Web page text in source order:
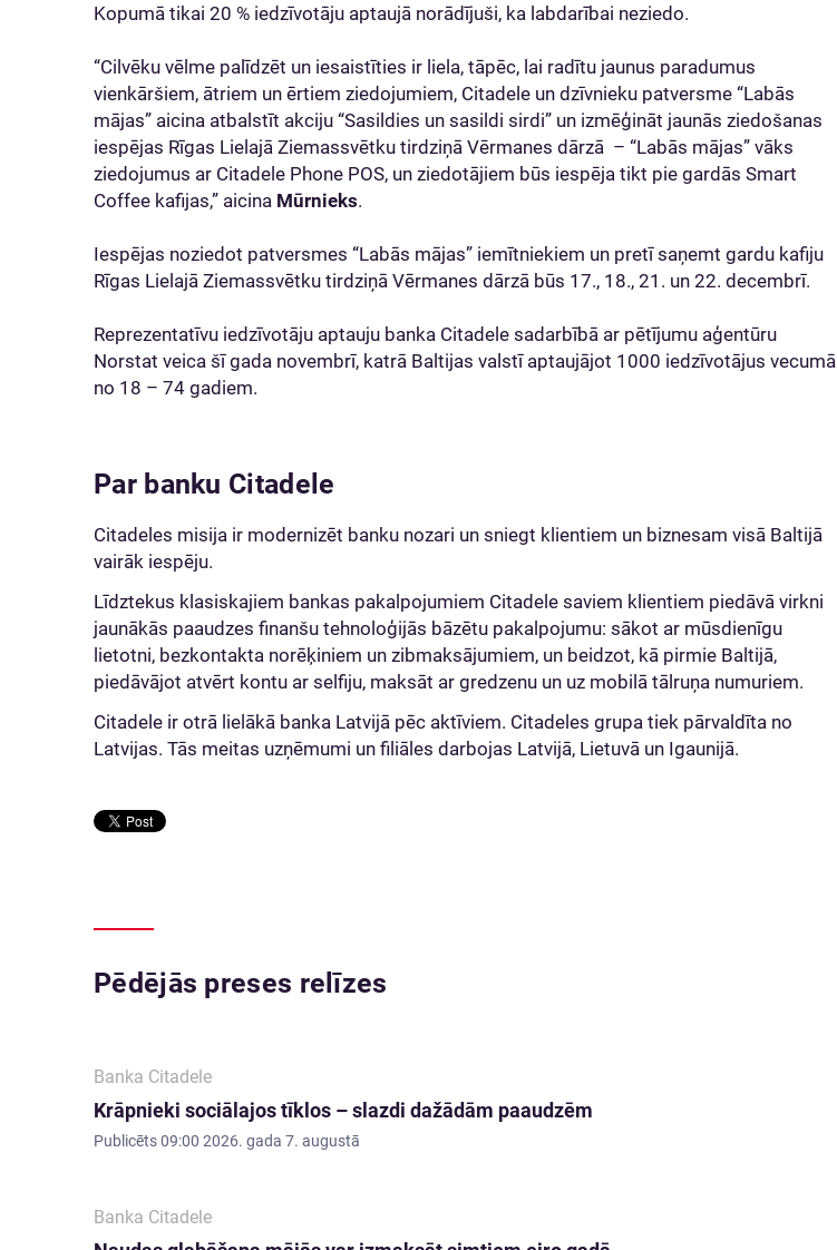
Kopumā tikai 20 % iedzīvotāju aptaujā norādījuši, ka labdarībai neziedo.
“Cilvēku vēlme palīdzēt un iesaistīties ir liela, tāpēc, lai radītu jaunus paradumus
vienkāršiem, ātriem un ērtiem ziedojumiem, Citadele un dzīvnieku patversme “Labās
mājas” aicina atbalstīt akciju “Sasildies un sasildi sirdi” un izmēģināt jaunās ziedošanas
iespējas Rīgas Lielajā Ziemassvētku tirdziņā Vērmanes dārzā – “Labās mājas” vāks
ziedojumus ar Citadele Phone POS, un ziedotājiem būs iespēja tikt pie gardās Smart
Coffee kafijas,” aicina Mūrnieks.
Iespējas noziedot patversmes “Labās mājas” iemītniekiem un pretī saņemt gardu kafiju
Rīgas Lielajā Ziemassvētku tirdziņā Vērmanes dārzā būs 17., 18., 21. un 22. decembrī.
Reprezentatīvu iedzīvotāju aptauju banka Citadele sadarbībā ar pētījumu aģentūru
Norstat veica šī gada novembrī, katrā Baltijas valstī aptaujājot 1000 iedzīvotājus vecumā
no 18 – 74 gadiem.
Par banku Citadele
Citadeles misija ir modernizēt banku nozari un sniegt klientiem un biznesam visā Baltijā
vairāk iespēju.
Līdztekus klasiskajiem bankas pakalpojumiem Citadele saviem klientiem piedāvā virkni
jaunākās paaudzes finanšu tehnoloģijās bāzētu pakalpojumu: sākot ar mūsdienīgu
lietotni, bezkontakta norēķiniem un zibmaksājumiem, un beidzot, kā pirmie Baltijā,
piedāvājot atvērt kontu ar selfiju, maksāt ar gredzenu un uz mobilā tālruņa numuriem.
Citadele ir otrā lielākā banka Latvijā pēc aktīviem. Citadeles grupa tiek pārvaldīta no
Latvijas. Tās meitas uzņēmumi un filiāles darbojas Latvijā, Lietuvā un Igaunijā.
Pēdējās preses relīzes
Banka Citadele
Krāpnieki sociālajos tīklos – slazdi dažādām paaudzēm
Publicēts09:00 2026. gada 7. augustā
Banka Citadele